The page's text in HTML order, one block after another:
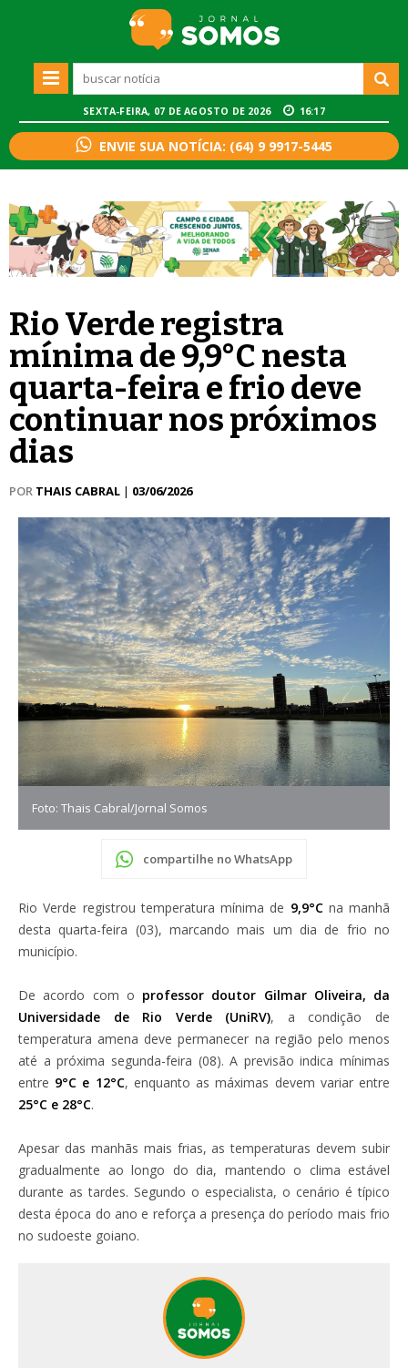
SEXTA-FEIRA, 07 DE AGOSTO DE 2026 16:17
ENVIE SUA NOTÍCIA: (64) 9 9917-5445
Rio Verde registra
mínima de 9,9°C nesta
quarta-feira e frio deve
continuar nos próximos
dias
POR THAIS CABRAL | 03/06/2026
Foto: Thais Cabral/Jornal Somos
compartilhe no WhatsApp
Rio Verde registrou temperatura mínima de 9,9°Cna manhã
desta quarta-feira (03), marcando mais um dia de frio no
município.
De acordo com o professor doutor Gilmar Oliveira, da
Universidade de Rio Verde (UniRV), a condição de
temperatura amena deve permanecer na região pelo menos
até a próxima segunda-feira (08). A previsão indica mínimas
entre 9°C e 12°C, enquanto as máximas devem variar entre
25°C e 28°C.
Apesar das manhãs mais frias, as temperaturas devem subir
gradualmente ao longo do dia, mantendo o clima estável
durante as tardes. Segundo o especialista, o cenário é típico
desta época do ano e reforça a presença do período mais frio
no sudoeste goiano.